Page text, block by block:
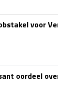
voor
oordeel